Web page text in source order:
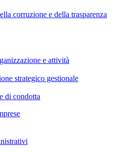
corruzione e della trasparenza
e attività
strategico gestionale
di condotta